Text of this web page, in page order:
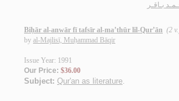
بـاقـر
Biḥār al-anwār fī tafsīr al-ma’thūr lil-Qur’ān (2
by al-Majlisī, Muḥammad Bāqir
Issue Year: 1991
Our Price: $36.00
Subject: Qur'an as literature.